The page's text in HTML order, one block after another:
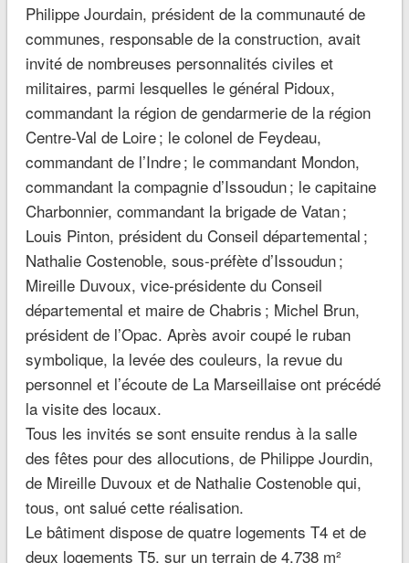
Philippe Jourdain, président de la communauté de
communes, responsable de la construction, avait
invité de nombreuses personnalités civiles et
militaires, parmi lesquelles le général Pidoux,
commandant la région de gendarmerie de la région
Centre-Val de Loire ; le colonel de Feydeau,
commandant de l’Indre ; le commandant Mondon,
commandant la compagnie d’Issoudun ; le capitaine
Charbonnier, commandant la brigade de Vatan ;
Louis Pinton, président du Conseil départemental ;
Nathalie Costenoble, sous-préfète d’Issoudun ;
Mireille Duvoux, vice-présidente du Conseil
départemental et maire de Chabris ; Michel Brun,
président de l’Opac. Après avoir coupé le ruban
symbolique, la levée des couleurs, la revue du
personnel et l’écoute de La Marseillaiseont précédé
la visite des locaux.
Tous les invités se sont ensuite rendus à la salle
des fêtes pour des allocutions, de Philippe Jourdin,
de Mireille Duvoux et de Nathalie Costenoble qui,
tous, ont salué cette réalisation.
Le bâtiment dispose de quatre logements T4 et de
deux logements T5, sur un terrain de 4.738 m²